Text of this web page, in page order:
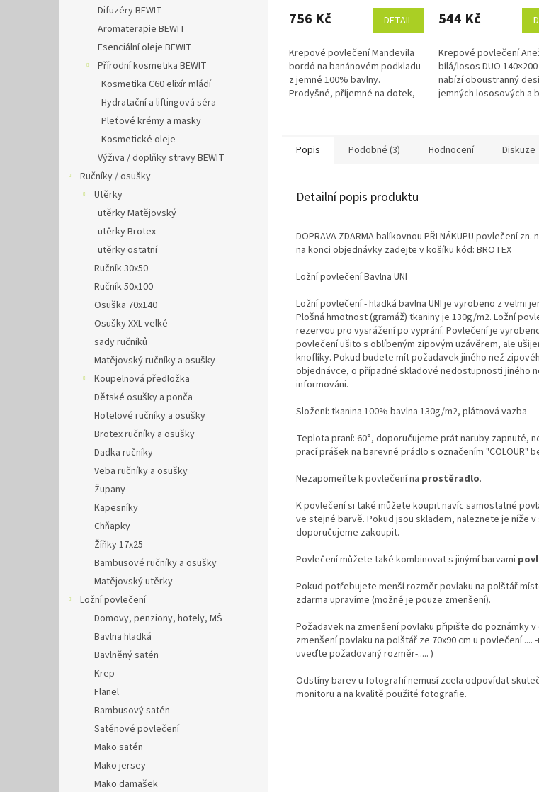
Difuzéry BEWIT
Aromaterapie BEWIT
Esenciální oleje BEWIT
Přírodní kosmetika BEWIT
Kosmetika C60 elixír mládí
Hydratační a liftingová séra
Pleťové krémy a masky
Kosmetické oleje
Výživa / doplňky stravy BEWIT
Ručníky / osušky
Utěrky
utěrky Matějovský
utěrky Brotex
utěrky ostatní
Ručník 30x50
Ručník 50x100
Osuška 70x140
Osušky XXL velké
sady ručníků
Matějovský ručníky a osušky
Koupelnová předložka
Dětské osušky a ponča
Hotelové ručníky a osušky
Brotex ručníky a osušky
Dadka ručníky
Veba ručníky a osušky
Župany
Kapesníky
Chňapky
Žíňky 17x25
Bambusové ručníky a osušky
Matějovský utěrky
Ložní povlečení
Domovy, penziony, hotely, MŠ
Bavlna hladká
Bavlněný satén
Krep
Flanel
Bambusový satén
Saténové povlečení
Mako satén
Mako jersey
Mako damašek
756 Kč DETAIL
Krepové povlečení Mandevila
bordó na banánovém podkladu
z jemné 100% bavlny.
Prodyšné, příjemné na dotek,
produktu
z
5
hvězdiček.
544 Kč
Krepové povlečení
bílá/losos DUO
nabízí oboustranný
jemných lososových a
Popis Podobné (3) Hodnocení Diskuze
Detailní popis produktu
DOPRAVA ZDARMA balíkovnou PŘI NÁKUPU povlečení zn.
na konci objednávky zadejte v košíku kód: BROTEX
Ložní povlečení Bavlna UNI
Ložní povlečení - hladká bavlna UNI je vyrobeno z velmi
Plošná hmotnost (gramáž) tkaniny je 130g/m2. Ložní
rezervou pro vysrážení po vyprání. Povlečení je
povlečení ušito s oblíbeným zipovým uzávěrem, ale
knoflíky. Pokud budete mít požadavek jiného než
objednávce, o případné skladové nedostupnosti jiného
informováni.
Složení: tkanina 100% bavlna 130g/m2, plátnová vazba
Teplota praní: 60°, doporučujeme prát naruby zapnuté,
prací prášek na barevné prádlo s označením "COLOUR"
Nezapomeňte k povlečení na prostěradlo.
K povlečení si také můžete koupit navíc samostatné
ve stejné barvě. Pokud jsou skladem, naleznete je níže
doporučujeme zakoupit.
Povlečení můžete také kombinovat s jinýmí barvami
Pokud potřebujete menší rozměr povlaku na polštář
zdarma upravíme (možné je pouze zmenšení).
Požadavek na zmenšení povlaku připište do poznámky v
zmenšení povlaku na polštář ze 70x90 cm u povlečení ....
uveďte požadovaný rozměr-..... )
Odstíny barev u fotografií nemusí zcela odpovídat
monitoru a na kvalitě použité fotografie.